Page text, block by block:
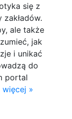
się z
ale także
jak
i unikać
do
portal
więcej »